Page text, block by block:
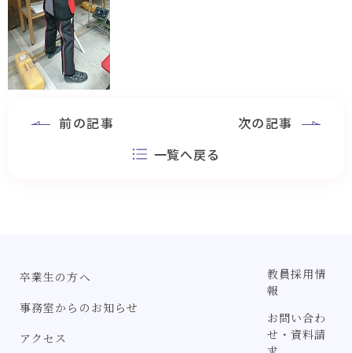
前の記事
一覧へ戻る
次の記事
卒業生の方へ
事務室からのお知らせ
アクセス
教員採用情
報
お問い合わ
せ・資料請